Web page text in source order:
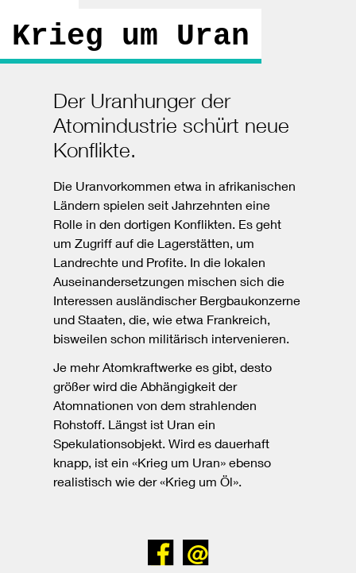
Krieg um Uran
Der Uranhunger der
Atomindustrie schürt neue
Konflikte.
Die Uranvorkommen etwa in afrikanischen
Ländern spielen seit Jahrzehnten eine
Rolle in den dortigen Konflikten. Es geht
um Zugriff auf die Lagerstätten, um
Landrechte und Profite. In die lokalen
Auseinandersetzungen mischen sich die
Interessen ausländischer Bergbaukonzerne
und Staaten, die, wie etwa Frankreich,
bisweilen schon militärisch intervenieren.
Je mehr Atomkraftwerke es gibt, desto
größer wird die Abhängigkeit der
Atomnationen von dem strahlenden
Rohstoff. Längst ist Uran ein
Spekulationsobjekt. Wird es dauerhaft
knapp, ist ein «Krieg um Uran» ebenso
realistisch wie der «Krieg um Öl».
BeiSenden